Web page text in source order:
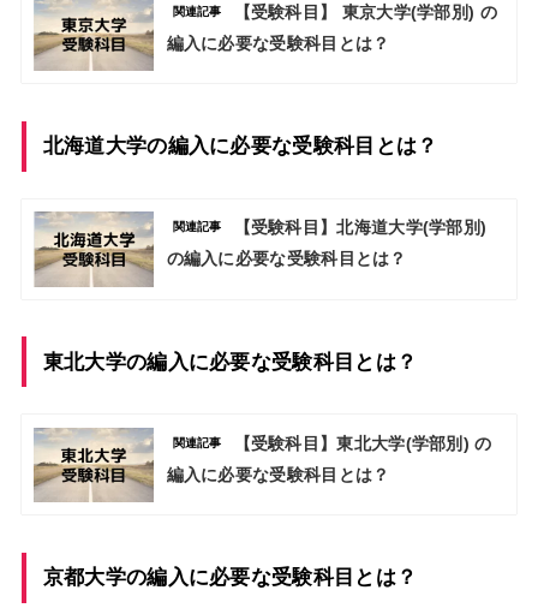
関連記事
【受験科目】 東京大学(学部別) の
編入に必要な受験科目とは？
北海道大学の編入に必要な受験科目とは？
関連記事
【受験科目】北海道大学(学部別)
の編入に必要な受験科目とは？
東北大学の編入に必要な受験科目とは？
関連記事
【受験科目】東北大学(学部別) の
編入に必要な受験科目とは？
京都大学の編入に必要な受験科目とは？